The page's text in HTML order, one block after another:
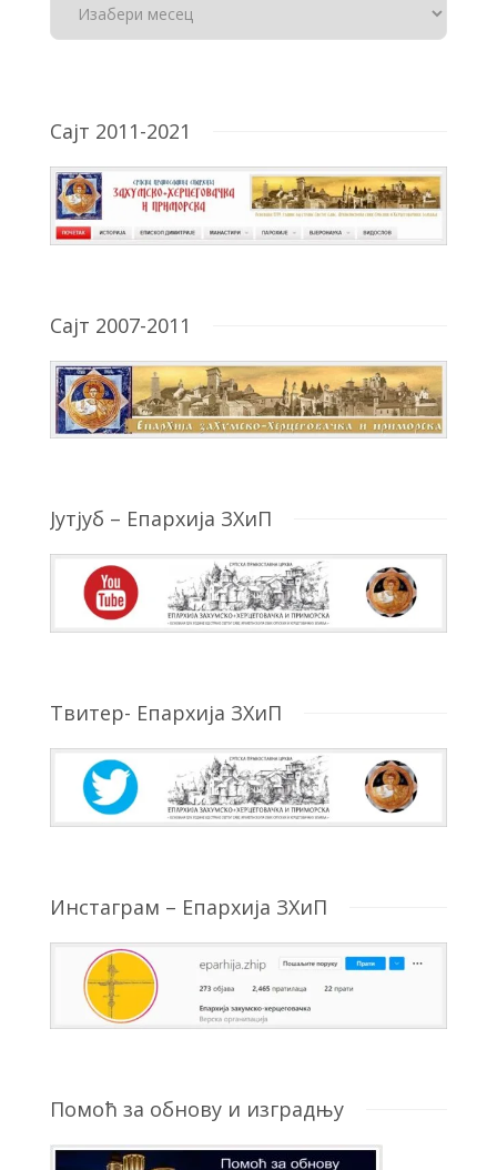
Сајт 2011-2021
Сајт 2007-2011
Јутјуб – Епархија ЗХиП
Твитер- Епархија ЗХиП
Инстаграм – Епархија ЗХиП
Помоћ за обнову и изградњу